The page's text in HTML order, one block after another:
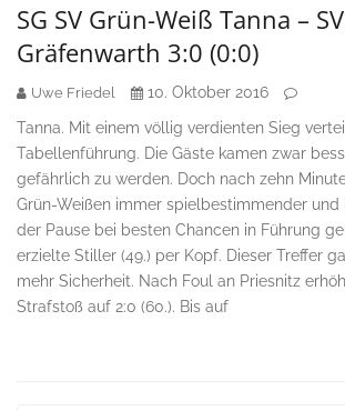
SG SV Grün-Weiß Tanna – SV
Gräfenwarth 3:0 (0:0)
Uwe Friedel
10. Oktober 2016
Tanna. Mit einem völlig verdienten Sieg
Tabellenführung. Die Gäste kamen zwar
gefährlich zu werden. Doch nach zehn
Grün-Weißen immer spielbestimmender und
der Pause bei besten Chancen in Führung
erzielte Stiller (49.) per Kopf. Dieser Treffer
mehr Sicherheit. Nach Foul an Priesnitz
Strafstoß auf 2:0 (60.). Bis auf